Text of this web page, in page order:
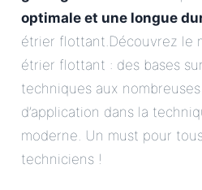
optimale et une longue
étrier flottant.Découvrez le
étrier flottant : des bases
techniques aux
d’application dans la
moderne. Un must pour
techniciens !